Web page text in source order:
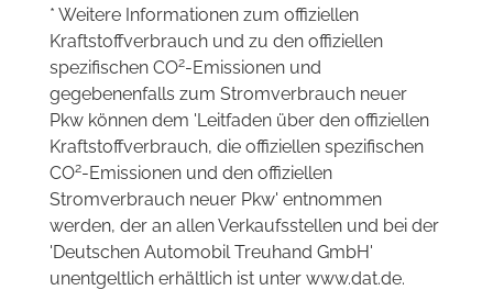
* Weitere Informationen zum offiziellen
Kraftstoffverbrauch und zu den offiziellen
spezifischen CO2-Emissionen und
gegebenenfalls zum Stromverbrauch neuer
Pkw können dem 'Leitfaden über den offiziellen
Kraftstoffverbrauch, die offiziellen spezifischen
CO2-Emissionen und den offiziellen
Stromverbrauch neuer Pkw' entnommen
werden, der an allen Verkaufsstellen und bei der
'Deutschen Automobil Treuhand GmbH'
unentgeltlich erhältlich ist unter www.dat.de.